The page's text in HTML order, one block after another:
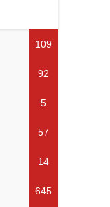
109
92
5
57
14
645